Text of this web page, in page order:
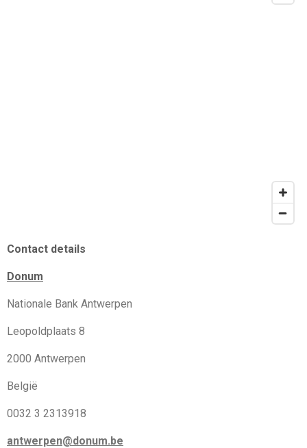
Contact details
Donum
Nationale Bank Antwerpen
Leopoldplaats 8
2000 Antwerpen
België
0032 3 2313918
antwerpen@donum.be